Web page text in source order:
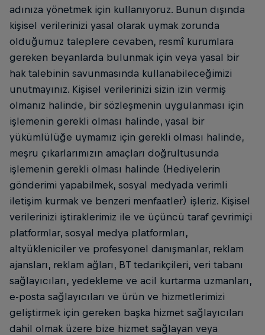
adınıza yönetmek için kullanıyoruz. Bunun dışında
kişisel verilerinizi yasal olarak uymak zorunda
olduğumuz taleplere cevaben, resmî kurumlara
gereken beyanlarda bulunmak için veya yasal bir
hak talebinin savunmasında kullanabileceğimizi
unutmayınız. Kişisel verilerinizi sizin izin vermiş
olmanız halinde, bir sözleşmenin uygulanması için
işlemenin gerekli olması halinde, yasal bir
yükümlülüğe uymamız için gerekli olması halinde,
meşru çıkarlarımızın amaçları doğrultusunda
işlemenin gerekli olması halinde (Hediyelerin
gönderimi yapabilmek, sosyal medyada verimli
iletişim kurmak ve benzeri menfaatler) işleriz. Kişisel
verilerinizi iştiraklerimiz ile ve üçüncü taraf çevrimiçi
platformlar, sosyal medya platformları,
altyükleniciler ve profesyonel danışmanlar, reklam
ajansları, reklam ağları, BT tedarikçileri, veri tabanı
sağlayıcıları, yedekleme ve acil kurtarma uzmanları,
e-posta sağlayıcıları ve ürün ve hizmetlerimizi
geliştirmek için gereken başka hizmet sağlayıcıları
dahil olmak üzere bize hizmet sağlayan veya